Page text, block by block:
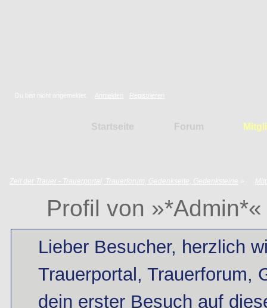
Du bist nicht angemeldet. Anmelden Registrieren
Startseite Forum
Zeit der Trauer - Trauerportal, Trauerforum, Gedenkseite, Gedenksteine »
Profil von »*Admin*«
Lieber Besucher, herzlich
Trauerportal, Trauerforum,
dein erster Besuch auf